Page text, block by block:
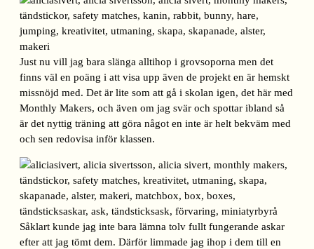
Just nu vill jag bara slänga alltihop i grovsoporna men det
finns väl en poäng i att visa upp även de projekt en är hemskt
missnöjd med. Det är lite som att gå i skolan igen, det här med
Monthly Makers, och även om jag svär och spottar ibland så
är det nyttig träning att göra något en inte är helt bekväm med
och sen redovisa inför klassen.
Såklart kunde jag inte bara lämna tolv fullt fungerande askar
efter att jag tömt dem. Därför limmade jag ihop i dem till en